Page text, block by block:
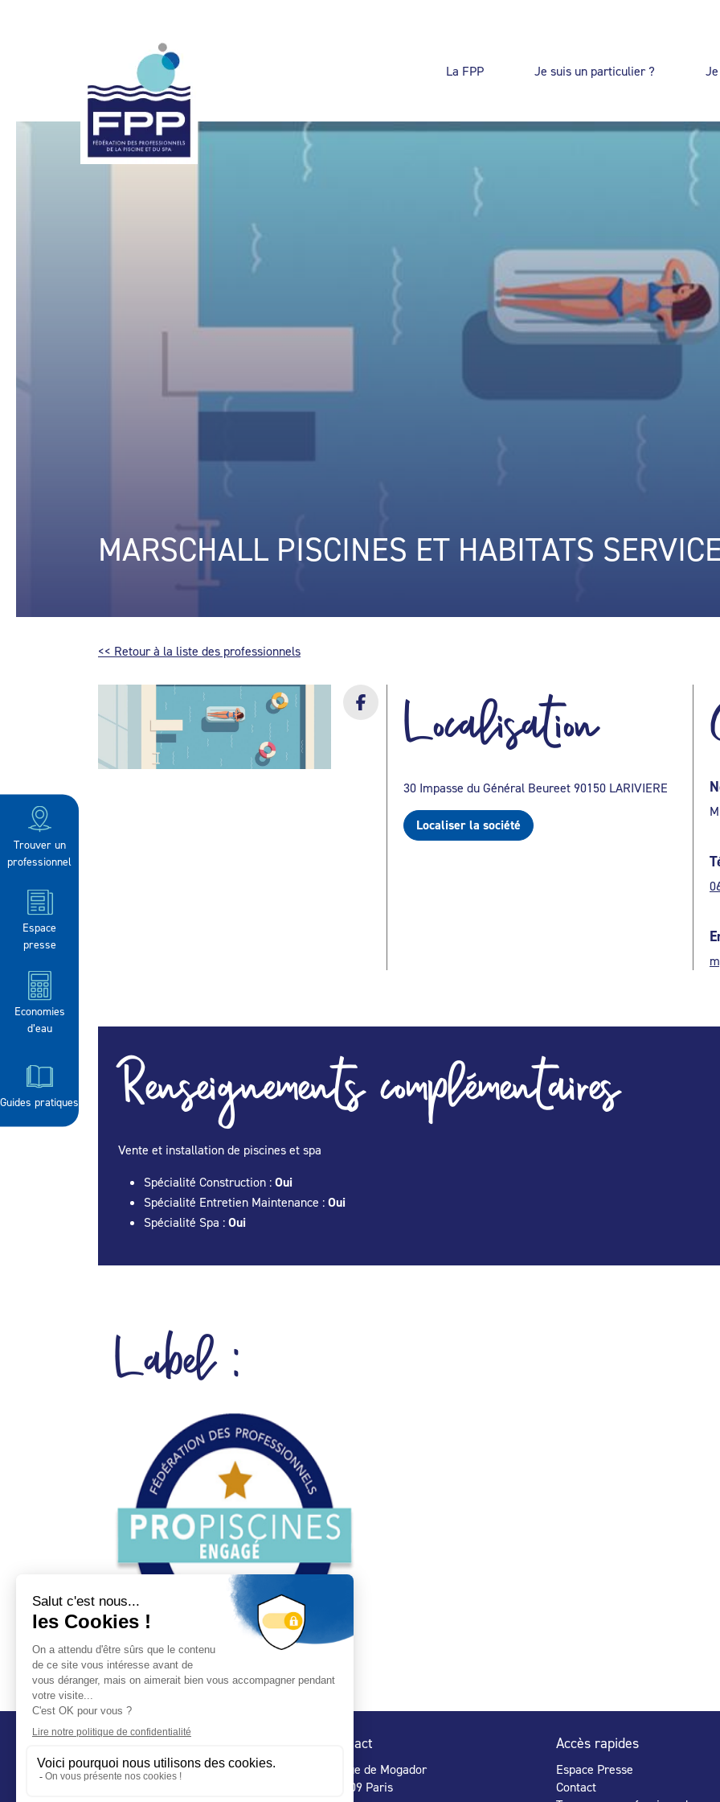
La FPP Je suis un particulier ?
Trouver un
professionnel
Espace
presse
Economies
d’eau
Guides pratiques
MARSCHALL PISCINES ET HABITATS
<< Retour à la liste des professionnels
Localisation
30 Impasse du Général Beureet 90150 LARIVIERE
Localiser la société
Renseignements complémentaires
Vente et installation de piscines et spa
Spécialité Construction : Oui
Spécialité Entretien Maintenance : Oui
Spécialité Spa : Oui
Label :
Contact
32 rue de Mogador
75 009 Paris
Accès rapides
Espace Presse
Contact